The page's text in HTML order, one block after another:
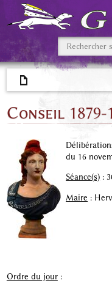
Conseil
du 16
Séance(s) :
Maire :
Ordre du jour: